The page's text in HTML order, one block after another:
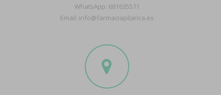
WhatsApp: 681635571
Email: info@farmaciapilarica.es